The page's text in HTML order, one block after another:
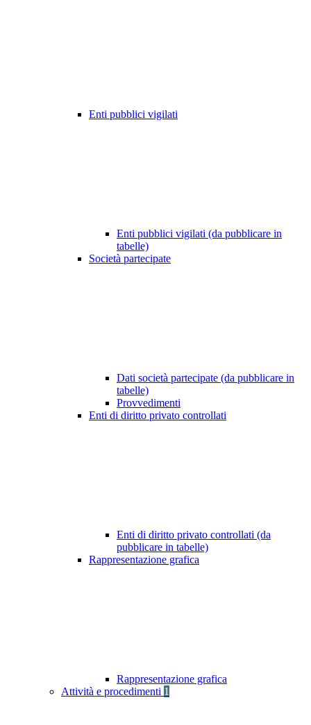
Enti pubblici vigilati
Enti pubblici vigilati (da pubblicare in
tabelle)
Società partecipate
Dati società partecipate (da pubblicare in
tabelle)
Provvedimenti
Enti di diritto privato controllati
Enti di diritto privato controllati (da
pubblicare in tabelle)
Rappresentazione grafica
Rappresentazione grafica
Attività e procedimenti 1